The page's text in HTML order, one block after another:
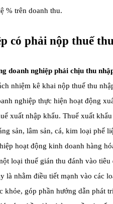
% trên doanh thu.
có phải nộp thuế
doanh nghiệp phải chịu thu
nhiệm kê khai nộp thuế thu
nghiệp thực hiện hoạt động
xuất nhập khẩu. Thuế xuất
sản, lâm sản, cá, kim loại phế
hoạt động kinh doanh hàng
loại thuế gián thu đánh vào
là nhằm điều tiết mạnh vào các
khỏe, góp phần hướng dẫn phát